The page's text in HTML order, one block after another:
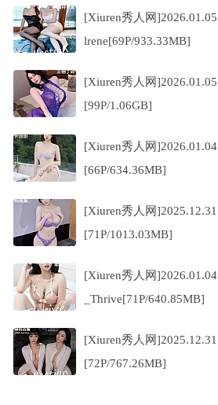
[Xiuren秀人网
lrene[69P/933.33MB]
[Xiuren秀人网
[99P/1.06GB]
[Xiuren秀人网
[66P/634.36MB]
[Xiuren秀人网
[71P/1013.03MB]
[Xiuren秀人网
_Thrive[71P/640.85MB]
[Xiuren秀人网
[72P/767.26MB]